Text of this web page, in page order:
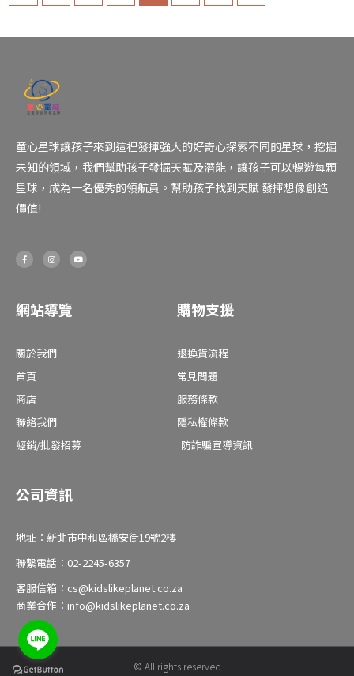
童心星球讓孩子來到這裡發揮強大的好奇心探索不同的星球，挖掘
未知的領域，我們幫助孩子發掘天賦及潛能，讓孩子可以暢遊每顆
星球，成為一名優秀的領航員。幫助孩子找到天賦 發揮想像創造
價值!
F
a
c
k
-
I
n
s
a
m
Y
o
u
網站導覽
關於我們
首頁
商店
聯絡我們
經銷/批發招募
購物支援
退換貨流程
常見問題
服務條款
隱私權條款
防詐騙宣導資訊
公司資訊
地址：新北市中和區橋安街19號2樓
聯繫電話：02-2245-6357
客服信箱：cs@kidslikeplanet.co.za
商業合作：info@kidslikeplanet.co.za
© All rights reserved